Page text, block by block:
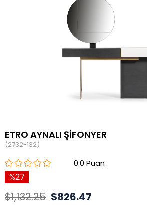
ETRO AYNALI ŞİFONYER
(2732-132)
0.0
27
$1,132.25 $826.47